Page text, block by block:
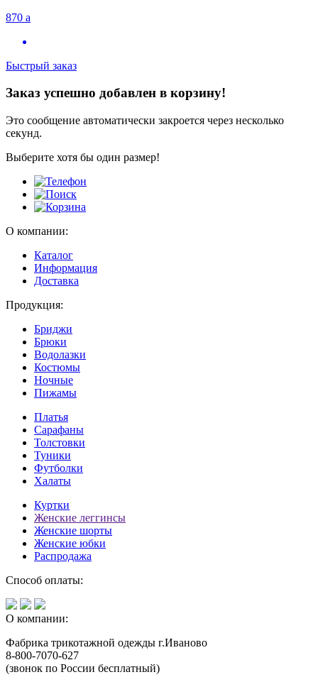
870 a
Быстрый заказ
Заказ успешно добавлен в корзину!
Это сообщение автоматически закроется через несколько
секунд.
Выберите хотя бы один размер!
О компании:
Каталог
Информация
Доставка
Продукция:
Бриджи
Брюки
Водолазки
Костюмы
Ночные
Пижамы
Платья
Сарафаны
Толстовки
Туники
Футболки
Халаты
Куртки
Женские леггинсы
Женские шорты
Женские юбки
Распродажа
Способ оплаты:
О компании:
Фабрика трикотажной одежды г.Иваново
8-800-7070-627
(звонок по России бесплатный)